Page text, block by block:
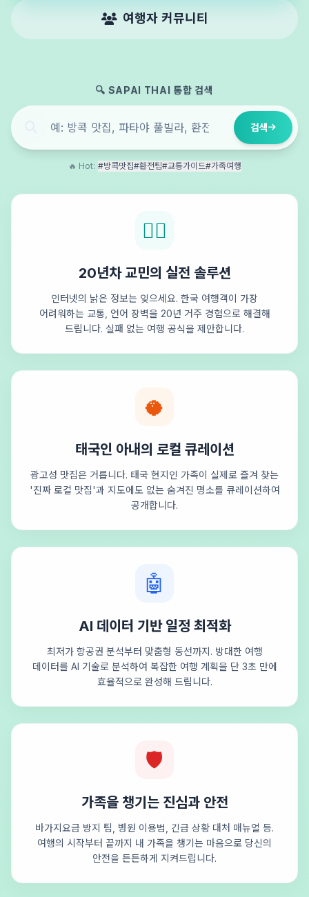
여행자 커뮤니티
🔍 SAPAI THAI 통합 검색
검색
🔥 Hot: #방콕맛집#환전팁#교통가이드#가족여행
🕵️‍♂️
20년차 교민의 실전 솔루션
인터넷의 낡은 정보는 잊으세요. 한국 여행객이 가장
어려워하는 교통, 언어 장벽을 20년 거주 경험으로 해결해
드립니다. 실패 없는 여행 공식을 제안합니다.
🥥
태국인 아내의 로컬 큐레이션
광고성 맛집은 거릅니다. 태국 현지인 가족이 실제로 즐겨 찾는
'진짜 로컬 맛집'과 지도에도 없는 숨겨진 명소를 큐레이션하여
공개합니다.
🤖
AI 데이터 기반 일정 최적화
최저가 항공권 분석부터 맞춤형 동선까지. 방대한 여행
데이터를 AI 기술로 분석하여 복잡한 여행 계획을 단 3초 만에
효율적으로 완성해 드립니다.
🛡️
가족을 챙기는 진심과 안전
바가지요금 방지 팁, 병원 이용법, 긴급 상황 대처 매뉴얼 등.
여행의 시작부터 끝까지 내 가족을 챙기는 마음으로 당신의
안전을 든든하게 지켜드립니다.